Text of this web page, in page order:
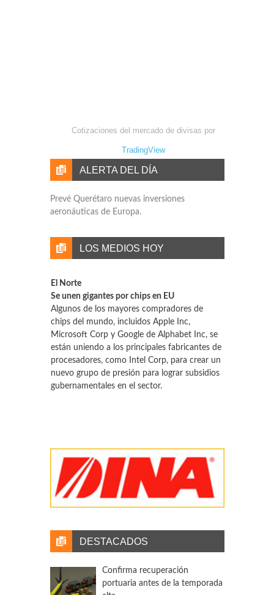
Cotizaciones del mercado de divisas por
TradingView
ALERTA DEL DÍA
Prevé Querétaro nuevas inversiones
aeronáuticas de Europa.
LOS MEDIOS HOY
El Norte
Se unen gigantes por chips en EU
Algunos de los mayores compradores de
chips del mundo, incluidos Apple Inc,
Microsoft Corp y Google de Alphabet Inc, se
están uniendo a los principales fabricantes de
procesadores, como Intel Corp, para crear un
nuevo grupo de presión para lograr subsidios
gubernamentales en el sector.
La comercialización de vehículos pesados en
México manifestó en abril su mejor ciclo de
venta en lo que va en 2021, y si se compara
contra 2020 se encuentran incrementos por
arriba del 100%, toda vez que en abril del año
presencia del COVID-19.
DESTACADOS
Confirma recuperación
portuaria antes de la temporada